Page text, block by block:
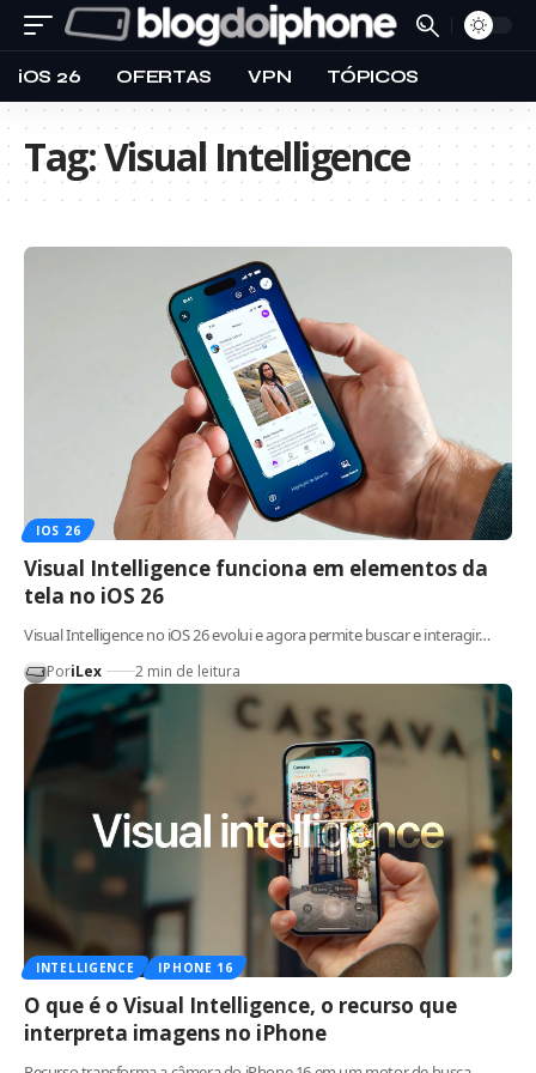
iOS 26 OFERTAS VPN TÓPICOS
Tag:Visual Intelligence
IOS 26
Visual Intelligence funciona em elementos da
tela no iOS 26
Visual Intelligence no iOS 26 evolui e agora permite buscar e interagir…
PoriLex 2 min de leitura
INTELLIGENCE IPHONE 16
O que é o Visual Intelligence, o recurso que
interpreta imagens no iPhone